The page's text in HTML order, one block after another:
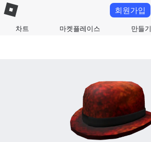
차트 마켓플레이스 만들기
회원가입